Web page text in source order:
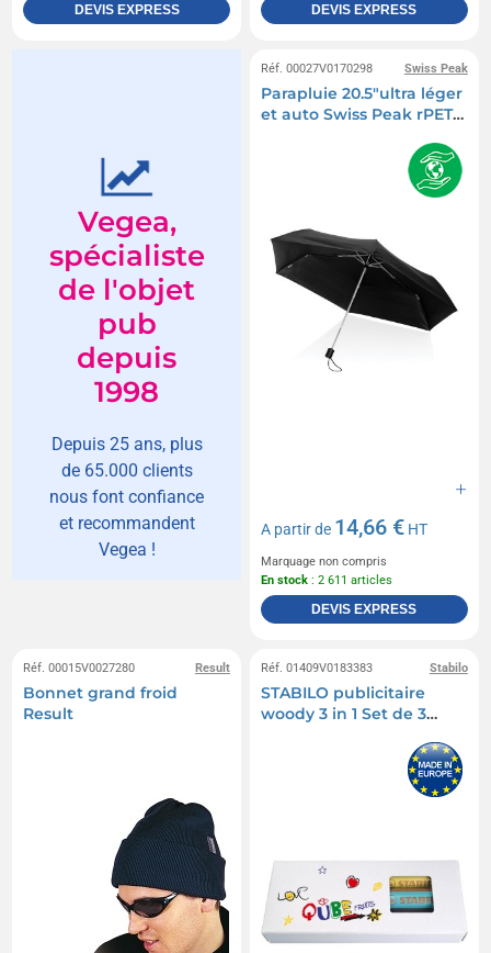
DEVIS EXPRESS DEVIS EXPRESS
Vegea,
spécialiste
de l'objet
pub
depuis
1998
Depuis 25 ans, plus
de 65.000 clients
nous font confiance
et recommandent
Vegea !
Swiss Peak
Réf. 00027V0170298
Parapluie 20.5"ultra léger
et auto Swiss Peak rPET
A partir de 14,66 € HT
Marquage non compris
En stock : 2 611 articles
DEVIS EXPRESS
Result
Réf. 00015V0027280
Bonnet grand froid
Result
Stabilo
Réf. 01409V0183383
STABILO publicitaire
woody 3 in 1 Set de 3